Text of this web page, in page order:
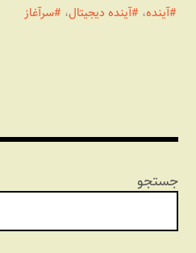
آینده، آینده دیجیتال، سرآغاز
جستجو